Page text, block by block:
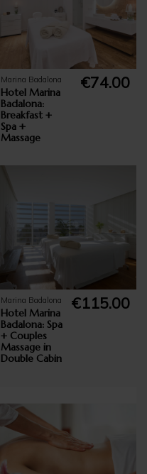
Marina Badalona
Hotel Marina
Badalona:
Breakfast +
Spa +
Massage
€74.00
Marina Badalona
Hotel Marina
Badalona: Spa
+ Couples
Massage in
Double Cabin
€115.00